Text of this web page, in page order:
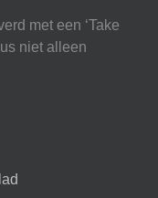
met een ‘Take
niet alleen